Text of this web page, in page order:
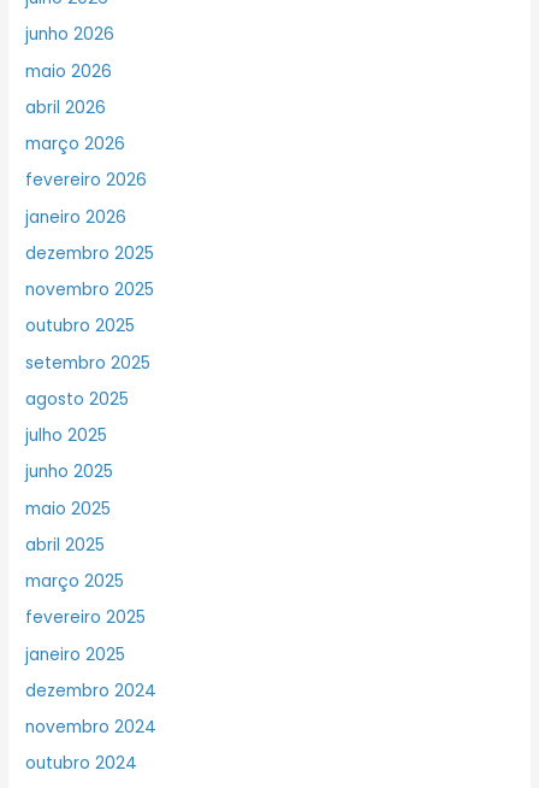
junho 2026
maio 2026
abril 2026
março 2026
fevereiro 2026
janeiro 2026
dezembro 2025
novembro 2025
outubro 2025
setembro 2025
agosto 2025
julho 2025
junho 2025
maio 2025
abril 2025
março 2025
fevereiro 2025
janeiro 2025
dezembro 2024
novembro 2024
outubro 2024